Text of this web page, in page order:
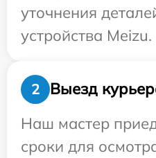
уточнения
устройства Meizu.
2
Выезд
Наш мастер
сроки для